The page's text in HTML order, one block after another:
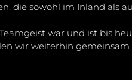
die sowohl im Inland als
war und ist bis
wir weiterhin gemeinsam